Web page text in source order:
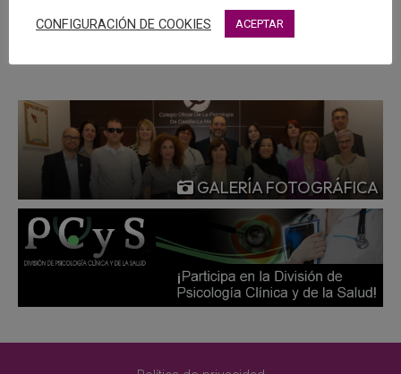
MÁS
GALERÍA FOTOGRÁFICA
CONFIGURACIÓN DE COOKIES ACEPTAR